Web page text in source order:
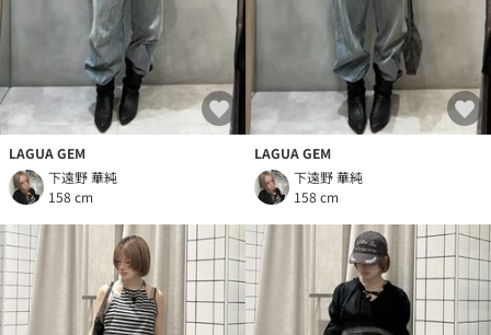
LAGUA GEM
下遠野 華純
158 cm
LAGUA GEM
下遠野 華純
158 cm